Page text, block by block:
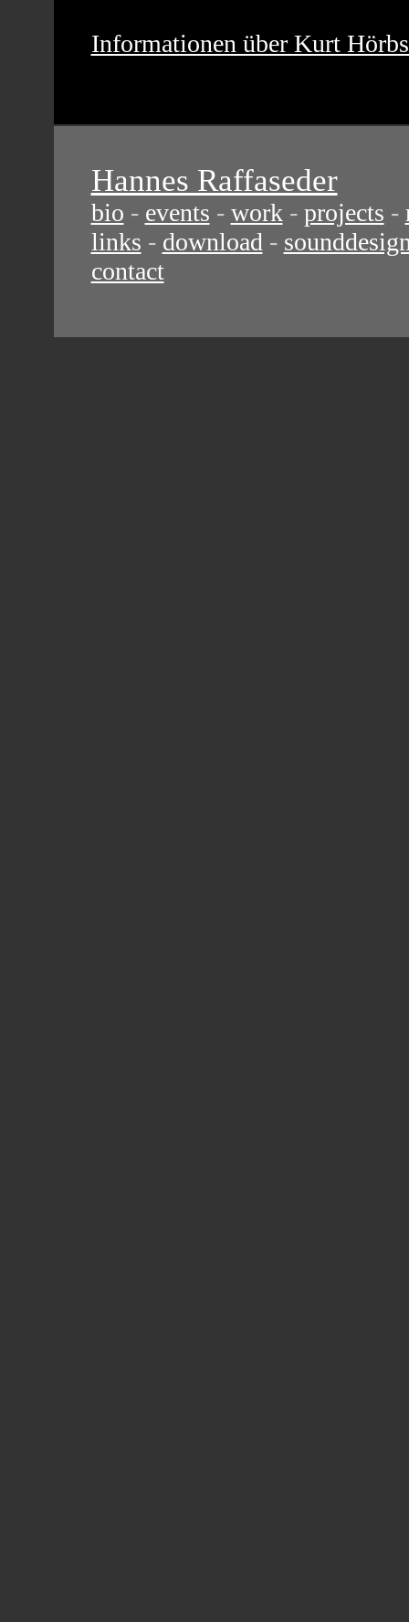
Informationen über Kurt
Hannes Raffaseder
bio - events - work - projects -
links - download -
contact